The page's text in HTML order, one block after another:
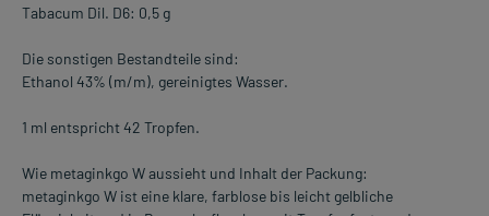
Tabacum Dil. D6: 0,5 g
Die sonstigen Bestandteile sind:
Ethanol 43% (m/m), gereinigtes Wasser.
1 ml entspricht 42 Tropfen.
Wie metaginkgo W aussieht und Inhalt der Packung:
metaginkgo W ist eine klare, farblose bis leicht gelbliche